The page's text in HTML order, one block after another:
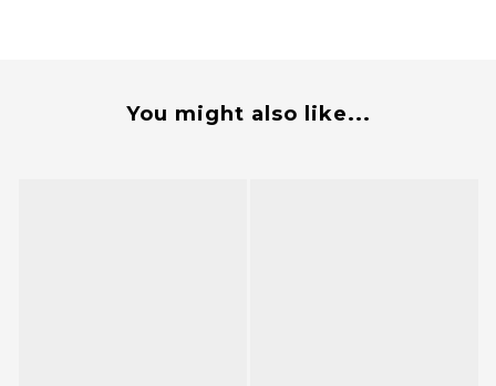
You might also like...